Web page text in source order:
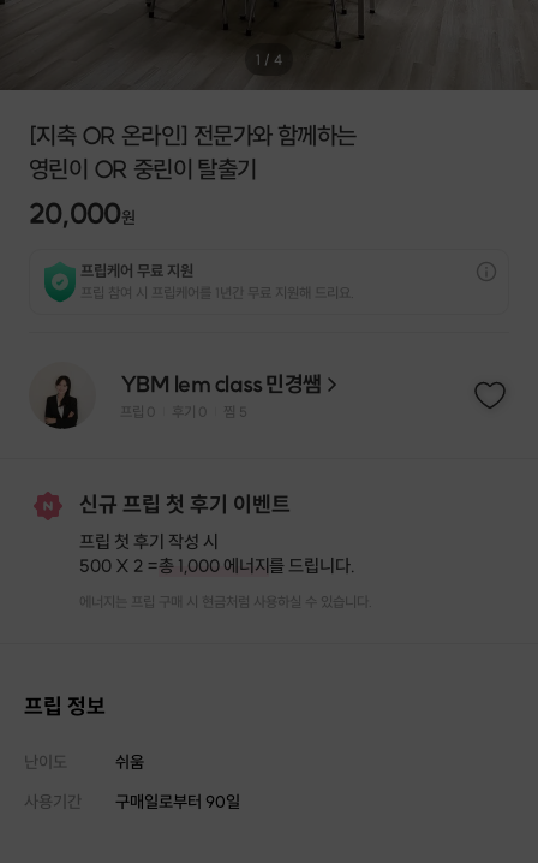
1 / 4
[지축 OR 온라인] 전문가와 함께하는
영린이 OR 중린이 탈출기
20,000원
프립케어 무료 지원
프립 참여 시 프립케어를 1년간 무료 지원해 드리요.
YBM lem class 민경쌤
프립 0 후기 0 찜 5
신규 프립 첫 후기 이벤트
프립 첫 후기 작성 시
500 X 2 =총 1,000 에너지를 드립니다.
에너지는 프립 구매 시 현금처럼 사용하실 수 있습니다.
프립 정보
난이도
쉬움
사용기간
구매일로부터 90일